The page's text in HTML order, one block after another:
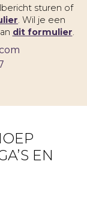
sturen of
. Wil je een
dit formulier
EN